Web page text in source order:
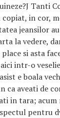
Tanti
in cor,
jeansilor
la vedere,
si asta
intr-o
e boala
ca aveati de
in tara;
pentru